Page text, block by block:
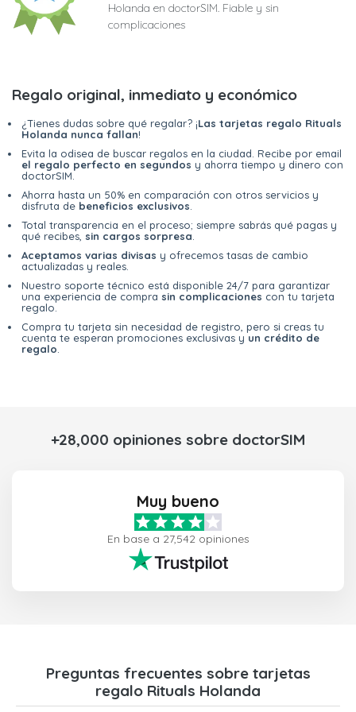
Holanda en doctorSIM. Fiable y sin
complicaciones
Regalo original, inmediato y económico
¿Tienes dudas sobre qué regalar? ¡Las tarjetas regalo Rituals
Holanda nunca fallan!
Evita la odisea de buscar regalos en la ciudad. Recibe por email
el regalo perfecto en segundos y ahorra tiempo y dinero con
doctorSIM.
Ahorra hasta un 50% en comparación con otros servicios y
disfruta de beneficios exclusivos
Total transparencia en el proceso; siempre sabrás qué pagas y
qué recibes, sin cargos sorpresa
Aceptamos varias divisas y ofrecemos tasas de cambio
actualizadas y reales.
Nuestro soporte técnico está disponible 24/7 para garantizar
una experiencia de compra sin complicaciones con tu tarjeta
regalo.
Compra tu tarjeta sin necesidad de registro, pero si creas tu
cuenta te esperan promociones exclusivas y un crédito de
regalo
+28,000 opiniones sobre doctorSIM
Muy bueno
En base a 27,542 opiniones
Preguntas frecuentes sobre tarjetas
regalo Rituals Holanda